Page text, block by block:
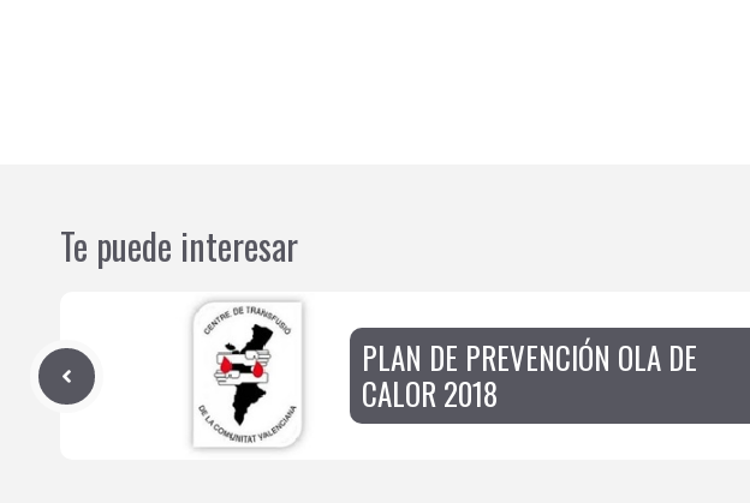
Te puede interesar
PLAN DE PREVENCIÓN OLA DE
CALOR 2018